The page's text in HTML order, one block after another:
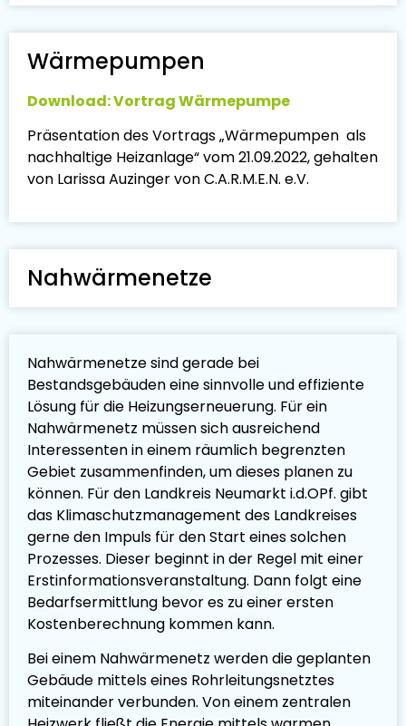
Wärmepumpen
Download: Vortrag Wärmepumpe
Präsentation des Vortrags „Wärmepumpen als
nachhaltige Heizanlage“ vom 21.09.2022, gehalten
von Larissa Auzinger von C.A.R.M.E.N. e.V.
Nahwärmenetze
Nahwärmenetze sind gerade bei
Bestandsgebäuden eine sinnvolle und effiziente
Lösung für die Heizungserneuerung. Für ein
Nahwärmenetz müssen sich ausreichend
Interessenten in einem räumlich begrenzten
Gebiet zusammenfinden, um dieses planen zu
können. Für den Landkreis Neumarkt i.d.OPf. gibt
das Klimaschutzmanagement des Landkreises
gerne den Impuls für den Start eines solchen
Prozesses. Dieser beginnt in der Regel mit einer
Erstinformationsveranstaltung. Dann folgt eine
Bedarfsermittlung bevor es zu einer ersten
Kostenberechnung kommen kann.
Bei einem Nahwärmenetz werden die geplanten
Gebäude mittels eines Rohrleitungsnetztes
miteinander verbunden. Von einem zentralen